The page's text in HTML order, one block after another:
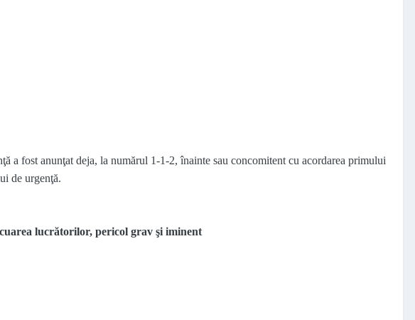
a fost anunţat deja, la numărul 1-1-2, înainte sau concomitent cu acordarea primului
de urgenţă.
lucrătorilor, pericol grav şi iminent